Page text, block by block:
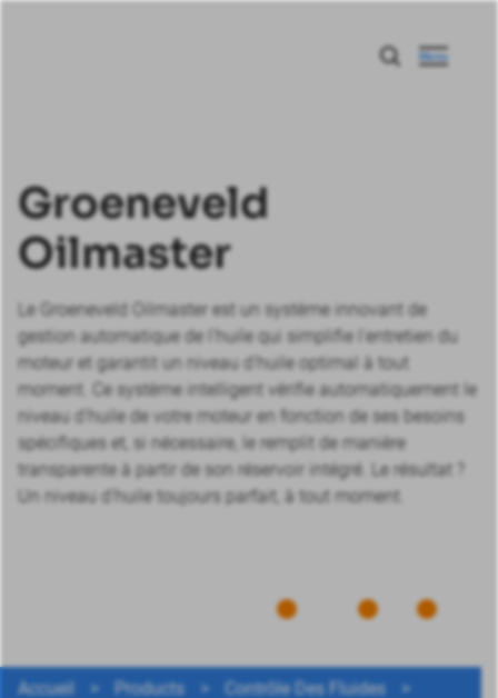
Menu
Groeneveld
Oilmaster
Le Groeneveld Oilmaster est un système innovant de
gestion automatique de l'huile qui simplifie l'entretien du
moteur et garantit un niveau d'huile optimal à tout
moment. Ce système intelligent vérifie automatiquement le
niveau d'huile de votre moteur en fonction de ses besoins
spécifiques et, si nécessaire, le remplit de manière
transparente à partir de son réservoir intégré. Le résultat ?
Un niveau d'huile toujours parfait, à tout moment.
Accueil > Products > Contrôle Des Fluides
>